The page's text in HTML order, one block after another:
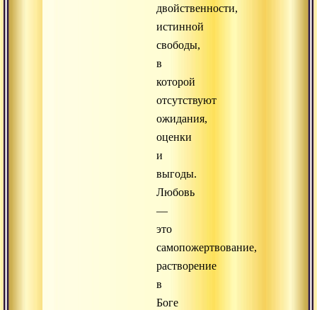
двойственности,
истинной
свободы,
в
которой
отсутствуют
ожидания,
оценки
и
выгоды.
Любовь
—
это
самопожертвование,
растворение
в
Боге